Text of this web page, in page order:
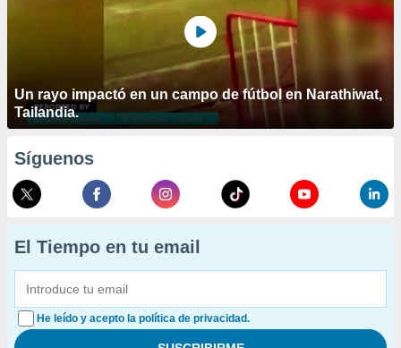
Un rayo impactó en un campo de fútbol en Narathiwat,
Tailandia.
Síguenos
El Tiempo en tu email
He leído y acepto la política de privacidad.